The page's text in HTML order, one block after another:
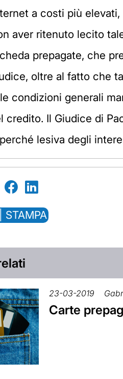
a costi più
aver ritenuto lecito
prepagate, che
oltre al fatto che
condizioni generali
credito. Il Giudice di
lesiva degli
STAMPA
23-03-2019
Carte